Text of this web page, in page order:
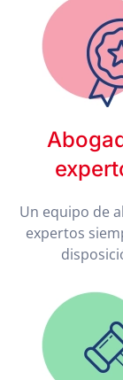
Un equipo de
expertos